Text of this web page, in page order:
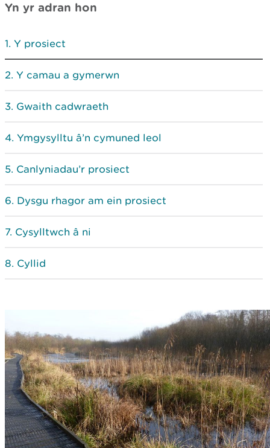
Yn yr adran hon
Y prosiect
Y camau a gymerwn
Gwaith cadwraeth
Ymgysylltu â’n cymuned leol
Canlyniadau’r prosiect
Dysgu rhagor am ein prosiect
Cysylltwch â ni
Cyllid